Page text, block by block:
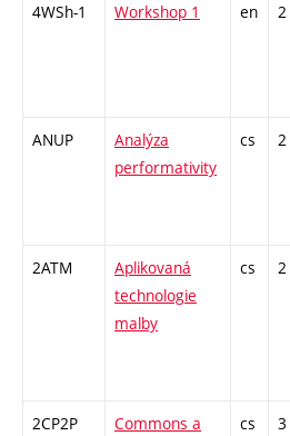
4WSh-1 Workshop 1 en 2
ANUP
Analýza
performativity
cs 2
2ATM
Aplikovaná
technologie
malby
cs 2
2CP2P
Commons a
cs 3